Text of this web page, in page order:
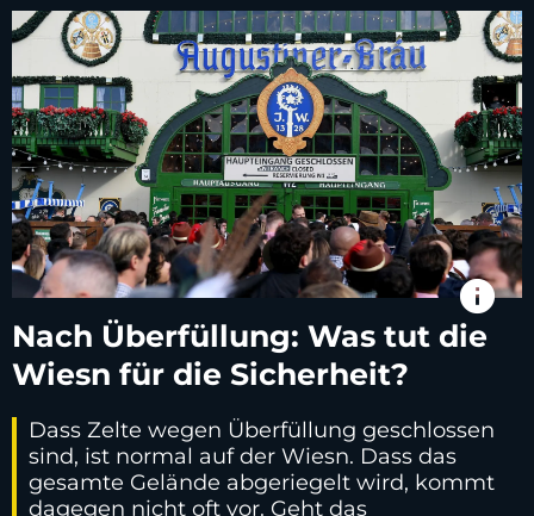
info
Nach Überfüllung: Was tut die
Wiesn für die Sicherheit?
Dass Zelte wegen Überfüllung geschlossen
sind, ist normal auf der Wiesn. Dass das
gesamte Gelände abgeriegelt wird, kommt
dagegen nicht oft vor. Geht das